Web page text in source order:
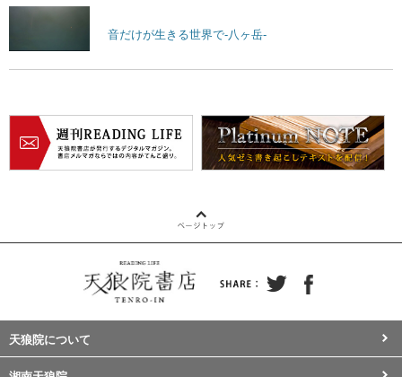
音だけが生きる世界で-八ヶ岳-
天狼院について